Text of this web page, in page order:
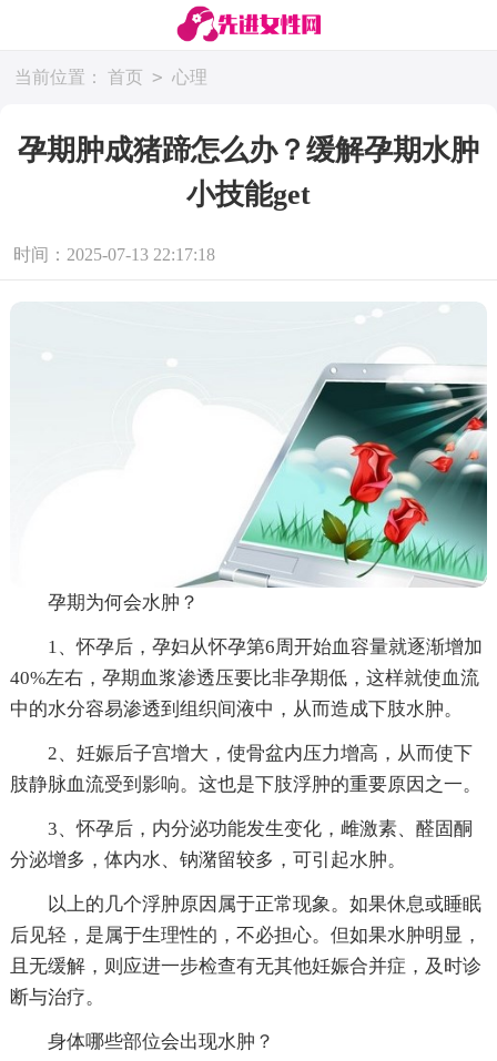
当前位置： 首页 > 心理
孕期肿成猪蹄怎么办？缓解孕期水肿
小技能get
时间：2025-07-13 22:17:18
孕期为何会水肿？
1、怀孕后，孕妇从怀孕第6周开始血容量就逐渐增加
40%左右，孕期血浆渗透压要比非孕期低，这样就使血流
中的水分容易渗透到组织间液中，从而造成下肢水肿。
2、妊娠后子宫增大，使骨盆内压力增高，从而使下
肢静脉血流受到影响。这也是下肢浮肿的重要原因之一。
3、怀孕后，内分泌功能发生变化，雌激素、醛固酮
分泌增多，体内水、钠潴留较多，可引起水肿。
以上的几个浮肿原因属于正常现象。如果休息或睡眠
后见轻，是属于生理性的，不必担心。但如果水肿明显，
且无缓解，则应进一步检查有无其他妊娠合并症，及时诊
断与治疗。
身体哪些部位会出现水肿？